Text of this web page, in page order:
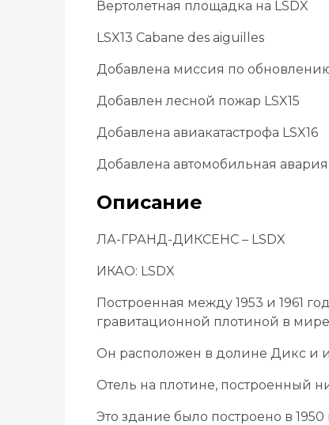
Вертолетная площадка на LSDX
LSX13 Cabane des aiguilles
Добавлена ​​миссия по обновлению
Добавлен лесной пожар LSX15
Добавлена ​​авиакатастрофа LSX16
Добавлена ​​автомобильная авария
Описание
ЛА-ГРАНД-ДИКСЕНС – LSDX
ИКАО: LSDX
Построенная между 1953 и 1961
гравитационной плотиной в
Он расположен в долине Дикс и
Отель на плотине, построенный
Это здание было построено в